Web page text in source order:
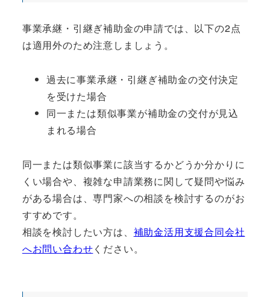
事業承継・引継ぎ補助金の申請では、以下の2点
は適用外のため注意しましょう。
過去に事業承継・引継ぎ補助金の交付決定
を受けた場合
同一または類似事業が補助金の交付が見込
まれる場合
同一または類似事業に該当するかどうか分かりに
くい場合や、複雑な申請業務に関して疑問や悩み
がある場合は、専門家への相談を検討するのがお
すすめです。
相談を検討したい方は、 補助金活用支援合同会社
へお問い合わせください。